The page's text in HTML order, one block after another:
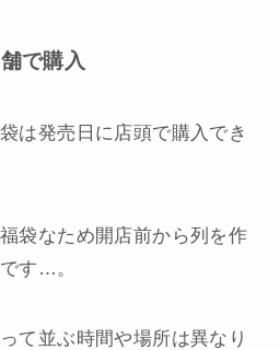
で購入
は発売日に店頭で購入でき
袋なため開店前から列を作
す…。
て並ぶ時間や場所は異なり